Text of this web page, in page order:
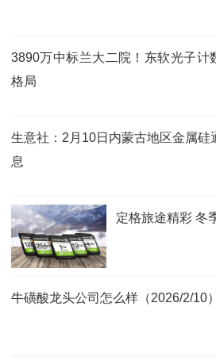
3890万中标兰大二院！东软光子计
格局
生意社：2月10日内蒙古地区金属硅
息
定格旅途精彩 冬
牛磺酸龙头公司怎么样（2026/2/10